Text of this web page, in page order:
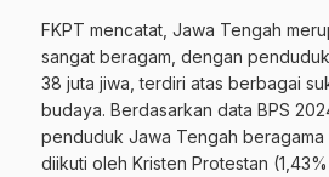
FKPT mencatat, Jawa Tengah
sangat beragam, dengan
38 juta jiwa, terdiri atas berbagai
budaya. Berdasarkan data BPS
penduduk Jawa Tengah beragama
diikuti oleh Kristen Protestan